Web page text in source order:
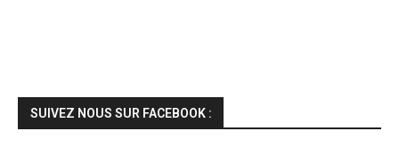
SUIVEZ NOUS SUR FACEBOOK :